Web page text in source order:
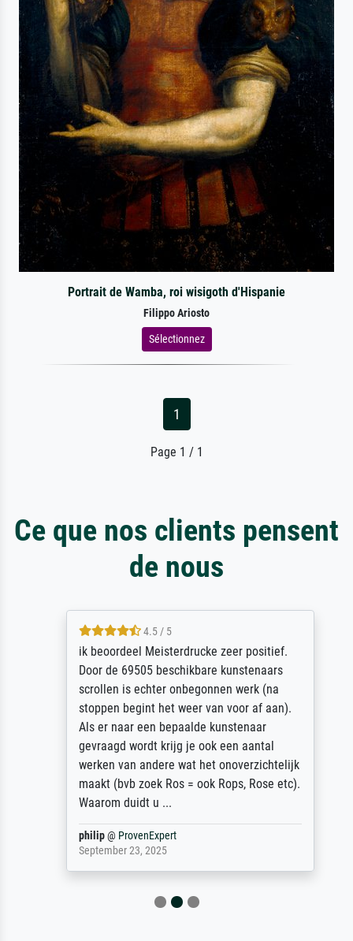
Portrait de Wamba, roi wisigoth d'Hispanie
Filippo Ariosto
Sélectionnez
1
Page 1 / 1
Ce que nos clients pensent
de nous
4.5 / 5
ik beoordeel Meisterdrucke zeer positief.
Door de 69505 beschikbare kunstenaars
scrollen is echter onbegonnen werk (na
stoppen begint het weer van voor af aan).
Als er naar een bepaalde kunstenaar
gevraagd wordt krijg je ook een aantal
werken van andere wat het onoverzichtelijk
maakt (bvb zoek Ros = ook Rops, Rose etc).
Waarom duidt u ...
philip@ProvenExpert
September 23, 2025